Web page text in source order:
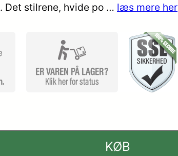
Det stilrene, hvide po … læs mere her
KØB